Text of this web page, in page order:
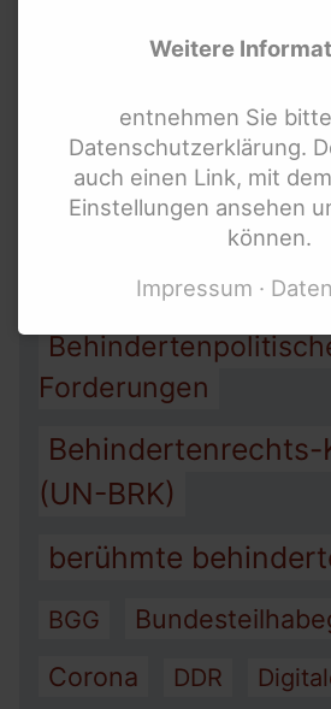
Arbeit
Armut
Barrierefreiheit
Forderungen
Behindertenrechts-
(UN-BRK)
berühmte
BGG
Corona
DDR
Weitere
entnehmen Sie
Datenschutzerklärung.
auch einen Link, mit
Einstellungen ansehen
können.
Impressum